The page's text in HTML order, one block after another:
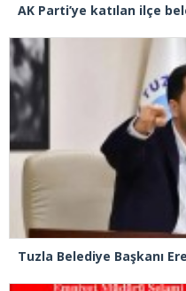
Tuzla Belediye Başkanı